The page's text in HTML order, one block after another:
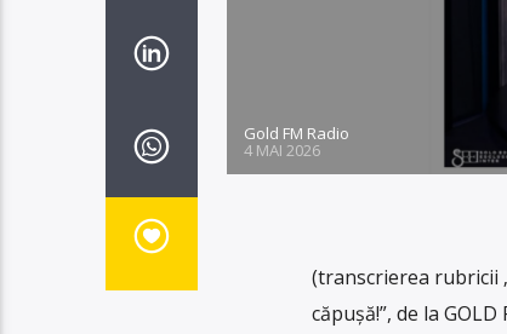
Gold FM Radio
4 MAI 2026
(transcrierea rubricii
căpușă!”, de la